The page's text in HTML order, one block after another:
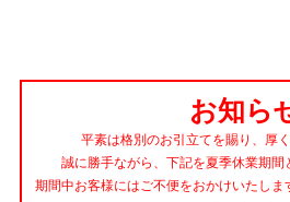
お知ら
平素は格別のお引立てを賜り、厚
誠に勝手ながら、下記を夏季休業期間
期間中お客様にはご不便をおかけいたしま